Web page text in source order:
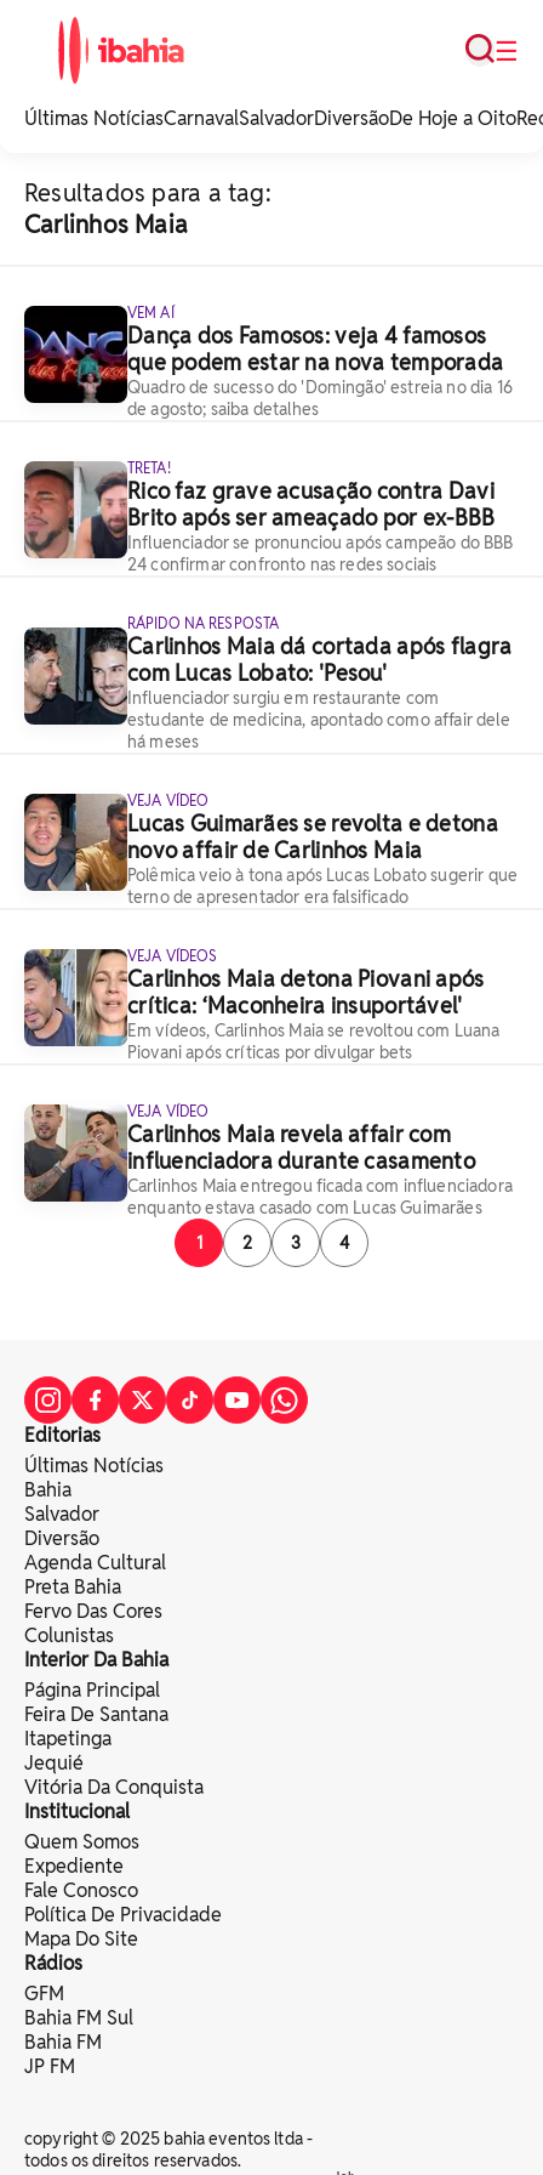
noticias e
☰
Busca
Últimas NotíciasCarnavalSalvadorDiversãoDe Hoje a Oito
Resultados para a tag:
Carlinhos Maia
VEM AÍ
Dança dos Famosos: veja 4 famosos
que podem estar na nova temporada
Quadro de sucesso do 'Domingão' estreia no dia 16
de agosto; saiba detalhes
TRETA!
Rico faz grave acusação contra Davi
Brito após ser ameaçado por ex-BBB
Influenciador se pronunciou após campeão do BBB
24 confirmar confronto nas redes sociais
RÁPIDO NA RESPOSTA
Carlinhos Maia dá cortada após flagra
com Lucas Lobato: 'Pesou'
Influenciador surgiu em restaurante com
estudante de medicina, apontado como affair dele
há meses
VEJA VÍDEO
Lucas Guimarães se revolta e detona
novo affair de Carlinhos Maia
Polêmica veio à tona após Lucas Lobato sugerir que
terno de apresentador era falsificado
VEJA VÍDEOS
Carlinhos Maia detona Piovani após
crítica: ‘Maconheira insuportável'
Em vídeos, Carlinhos Maia se revoltou com Luana
Piovani após críticas por divulgar bets
VEJA VÍDEO
Carlinhos Maia revela affair com
influenciadora durante casamento
Carlinhos Maia entregou ficada com influenciadora
enquanto estava casado com Lucas Guimarães
1
2 3 4
Editorias
Últimas Notícias
Bahia
Salvador
Diversão
Agenda Cultural
Preta Bahia
Fervo Das Cores
Colunistas
Interior Da Bahia
Página Principal
Feira De Santana
Itapetinga
Jequié
Vitória Da Conquista
Institucional
Quem Somos
Expediente
Fale Conosco
Política De Privacidade
Mapa Do Site
Rádios
GFM
Bahia FM Sul
Bahia FM
JP FM
copyright © 2025 bahia eventos ltda -
todos os direitos reservados.